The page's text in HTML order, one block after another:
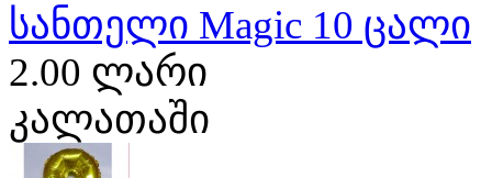
სანთელი Magic 10 ცალი
2.00 ლარი
კალათაში